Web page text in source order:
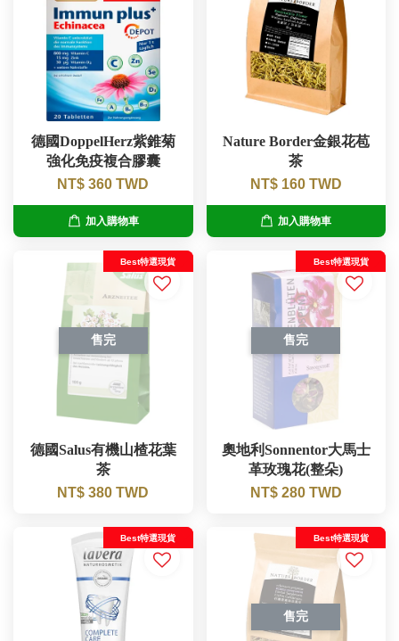
德國DoppelHerz紫錐菊
強化免疫複合膠囊
NT$ 360 TWD
加入購物車
Nature Border金銀花苞
茶
NT$ 160 TWD
加入購物車
售完
Best特選現貨
德國Salus有機山楂花葉
茶
NT$ 380 TWD
售完
Best特選現貨
奧地利Sonnentor大馬士
革玫瑰花(整朵)
NT$ 280 TWD
Best特選現貨
售完
Best特選現貨